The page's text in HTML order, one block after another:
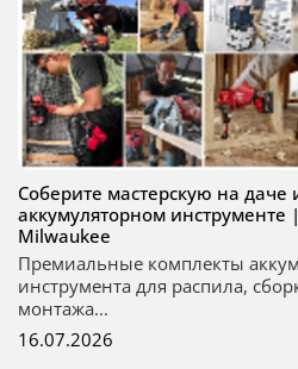
Соберите мастерскую на
аккумуляторном инструменте
Milwaukee
Премиальные комплекты
инструмента для распила,
монтажа...
16.07.2026